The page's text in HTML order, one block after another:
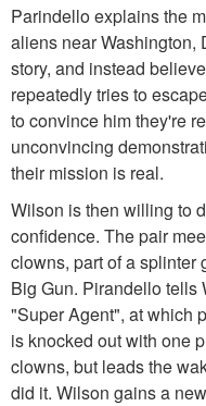
Parindello explains the
aliens near Washington,
story, and instead
repeatedly tries to
to convince him they're
unconvincing
their mission is real.
Wilson is then willing to
confidence. The pair
clowns, part of a splinter
Big Gun. Pirandello tells
"Super Agent", at which
is knocked out with one
clowns, but leads the
did it. Wilson gains a